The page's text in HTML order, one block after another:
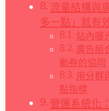
流量結構與
多一點」就有
站內曝
廣告組
動券的協同
用分群
點指標
營運系統化